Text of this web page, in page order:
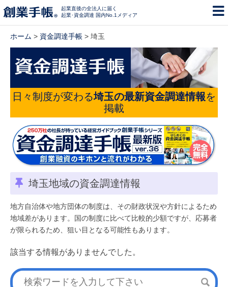
起業直後の全法人に届く
起業･資金調達 国内No.1メディア
ホーム > 資金調達手帳 > 埼玉
日々制度が変わる埼玉の最新資金調達情報を
掲載
埼玉地域の資金調達情報
地方自治体や地方団体の制度は、その財政状況や方針によるため
地域差があります。国の制度に比べて比較的少額ですが、応募者
が限られるため、狙い目となる可能性もあります。
該当する情報がありませんでした。